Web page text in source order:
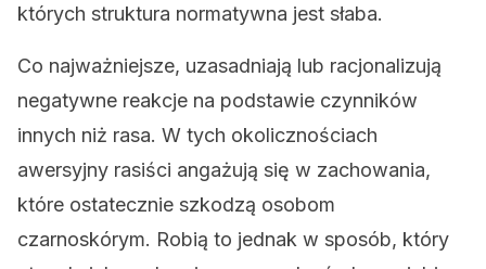
których struktura normatywna jest słaba.
Co najważniejsze, uzasadniają lub racjonalizują
negatywne reakcje na podstawie czynników
innych niż rasa. W tych okolicznościach
awersyjny rasiści angażują się w zachowania,
które ostatecznie szkodzą osobom
czarnoskórym. Robią to jednak w sposób, który